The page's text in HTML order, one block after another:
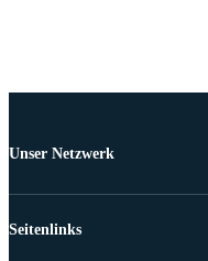
Unser Netzwerk
Seitenlinks